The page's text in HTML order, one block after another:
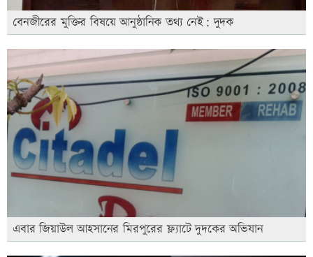
বেনজীরের মুক্তির বিষয়ে আনুষ্ঠানিক তথ্য নেই: দুদক
এবার জিয়াউল আহসানের মিরপুরের ফ্ল্যাটে দুদকের অভিযান